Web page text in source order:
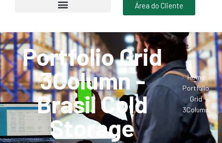
Área do Cliente
Portfolio Grid
3Column -
Brasil Cold
Storage
Home
Portfolio
Grid
3Column